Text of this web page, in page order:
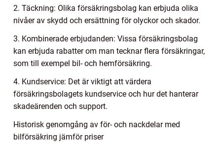
2. Täckning: Olika försäkringsbolag kan erbjuda olika
nivåer av skydd och ersättning för olyckor och skador.
3. Kombinerade erbjudanden: Vissa försäkringsbolag
kan erbjuda rabatter om man tecknar flera försäkringar,
som till exempel bil- och hemförsäkring.
4. Kundservice: Det är viktigt att värdera
försäkringsbolagets kundservice och hur det hanterar
skadeärenden och support.
Historisk genomgång av för- och nackdelar med
bilförsäkring jämför priser